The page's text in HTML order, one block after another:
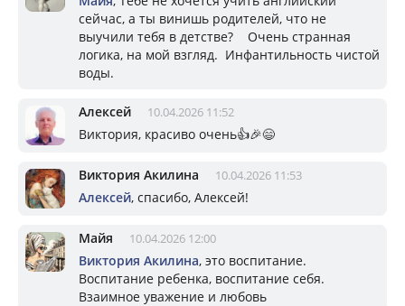
сейчас, а ты винишь родителей, что не
выучили тебя в детстве? Очень странная
логика, на мой взгляд. Инфантильность чистой
воды.
Алексей 10.04.2026 11:52
Виктория, красиво очень👍🎉😄
Виктория Акилина 10.04.2026 11:53
Алексей, спасибо, Алексей!
Майя 10.04.2026 12:00
Виктория Акилина, это воспитание.
Воспитание ребенка, воспитание себя.
Взаимное уважение и любовь